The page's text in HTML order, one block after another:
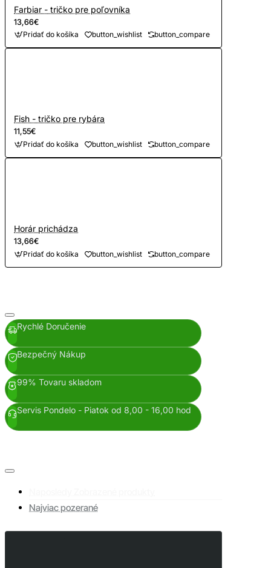
Farbiar - tričko pre poľovníka
13,66€
Pridať do košíka button_wishlist button_compare
Fish - tričko pre rybára
11,55€
Pridať do košíka button_wishlist button_compare
Horár prichádza
13,66€
Pridať do košíka button_wishlist button_compare
Rychlé Doručenie
Bezpečný Nákup
99% Tovaru skladom
Servis Pondelo - Piatok od 8,00 - 16,00 hod
Najviac pozerané